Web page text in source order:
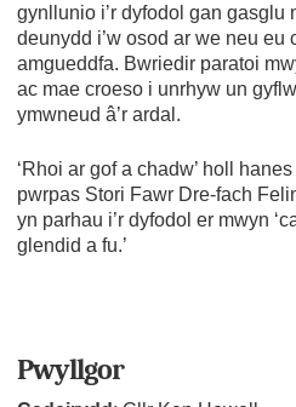
gynllunio i’r dyfodol gan gasglu
deunydd i’w osod ar we neu eu
amgueddfa. Bwriedir paratoi
ac mae croeso i unrhyw un
ymwneud â’r ardal.
‘Rhoi ar gof a chadw’ holl
pwrpas Stori Fawr Dre-fach
yn parhau i’r dyfodol er mwyn
glendid a fu.’
Pwyllgor